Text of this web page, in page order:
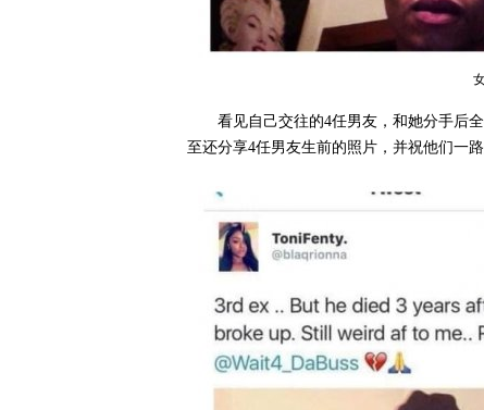
看见自己交往的4任男友，和她分手后
至还分享4任男友生前的照片，并祝他们一路